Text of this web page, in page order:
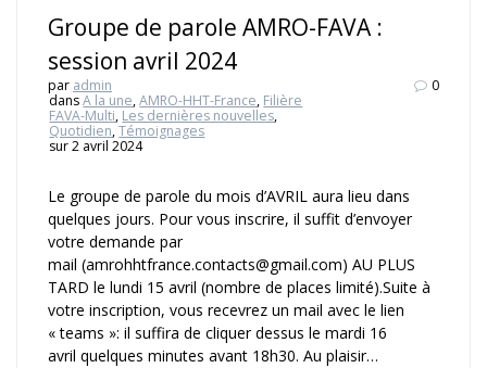
Groupe de parole AMRO-FAVA :
session avril 2024
par admin
dansA la une,AMRO-HHT-France, Filière
FAVA-Multi, Les dernières nouvelles,
Quotidien,Témoignages
sur 2 avril 2024
0
Le groupe de parole du mois d’AVRIL aura lieu dans
quelques jours. Pour vous inscrire, il suffit d’envoyer
votre demande par
mail (amrohhtfrance.contacts@gmail.com) AU PLUS
TARD le lundi 15 avril (nombre de places limité).Suite à
votre inscription, vous recevrez un mail avec le lien
« teams »: il suffira de cliquer dessus le mardi 16
avril quelques minutes avant 18h30. Au plaisir…